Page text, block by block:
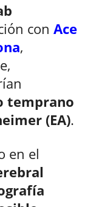
con Ace
,
temprano
(EA).
en el